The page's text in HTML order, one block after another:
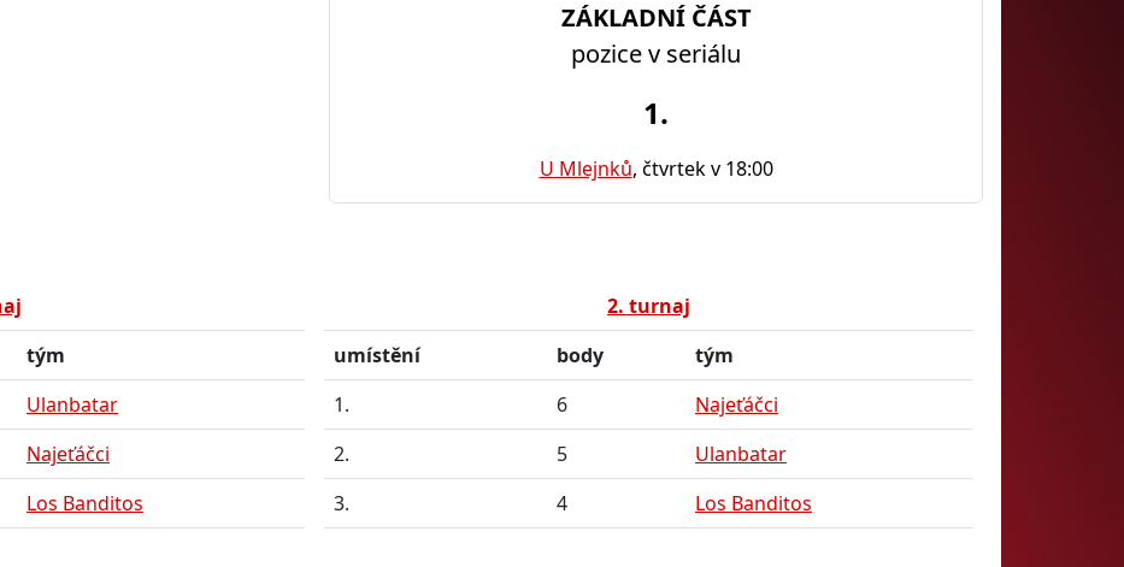
ZÁKLADNÍ ČÁST
pozice v seriálu
1.
U Mlejnků, čtvrtek v 18:00
tým
Ulanbatar
Najeťáčci
Los Banditos
2. turnaj
umístění
body
tým
1.
6
Najeťáčci
2.
5
Ulanbatar
3.
4 Los Banditos